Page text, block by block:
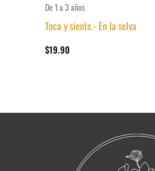
De 1 a 3 años
Toca y siente.- En la selva
$19.90